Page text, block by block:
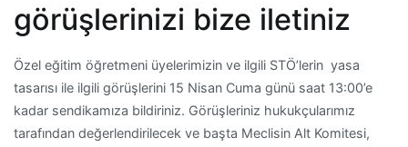
görüşlerinizi bize iletiniz
Özel eğitim öğretmeni üyelerimizin ve ilgili STÖ’lerin yasa
tasarısı ile ilgili görüşlerini 15 Nisan Cuma günü saat 13:00’e
kadar sendikamıza bildiriniz. Görüşleriniz hukukçularımız
tarafından değerlendirilecek ve başta Meclisin Alt Komitesi,